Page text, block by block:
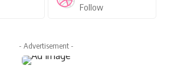
Follow
- Advertisement -